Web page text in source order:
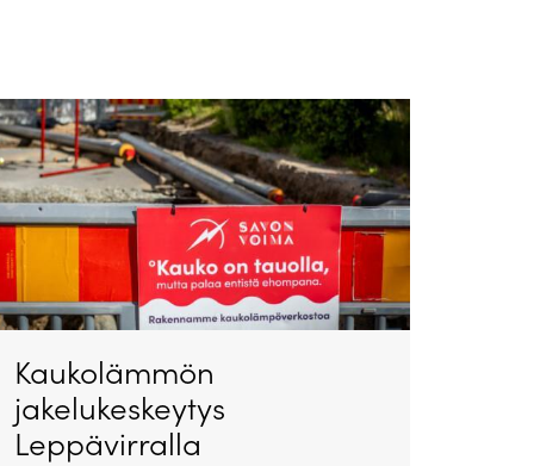
Kaukolämmön
jakelukeskeytys
Leppävirralla